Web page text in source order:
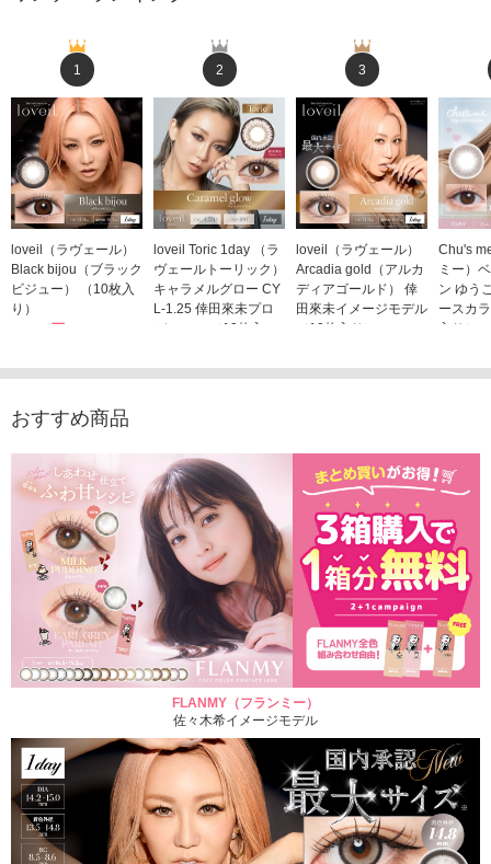
1
loveil（ラヴェール）
Black bijou（ブラック
ビジュー） （10枚入
り）
1,760円
2
loveil Toric 1day （ラ
ヴェールトーリック）
キャラメルグロー CY
L-1.25 倖田來未プロ
デュース （10枚入
1,760円(税込)
3
loveil（ラヴェール）
Arcadia gold（アルカ
ディアゴールド） 倖
田來未イメージモデル
（10枚入り）
Chu's
ミー）
ン ゆう
ースカ
入り）
おすすめ商品
FLANMY（フランミー）
佐々木希イメージモデル